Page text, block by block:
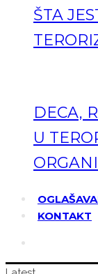
ŠTA
DECA,
U
KONTAKT